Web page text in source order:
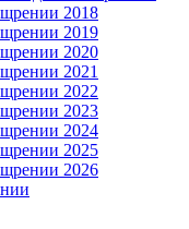
2018
2019
2020
2021
2022
2023
2024
2025
2026